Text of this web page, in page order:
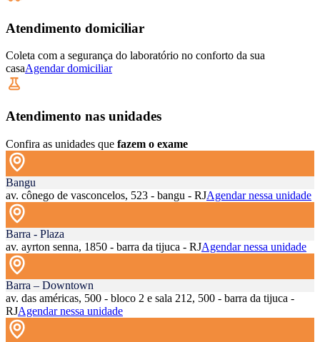
Atendimento domiciliar
Coleta com a segurança do laboratório no conforto da sua
casaAgendar domiciliar
Atendimento nas unidades
Confira as unidades que fazem o exame
Bangu
av. cônego de vasconcelos, 523 - bangu - RJAgendar nessa unidade
Barra - Plaza
av. ayrton senna, 1850 - barra da tijuca - RJAgendar nessa unidade
Barra – Downtown
av. das américas, 500 - bloco 2 e sala 212, 500 - barra da tijuca -
RJAgendar nessa unidade